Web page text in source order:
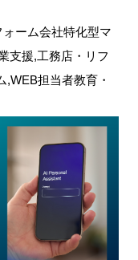
ーム会社特化型マ
支援,工務店・リフ
,WEB担当者教育・